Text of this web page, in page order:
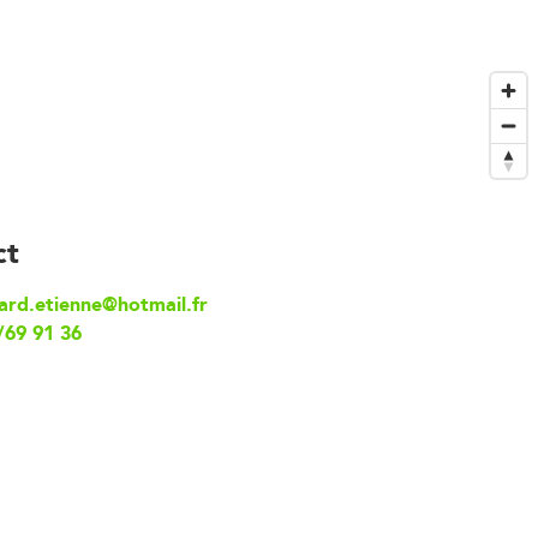
91 36